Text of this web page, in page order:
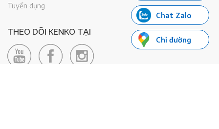
Chat Zalo
Chỉ đường
Tuyển dụng
THEO DÕI KENKO TẠI